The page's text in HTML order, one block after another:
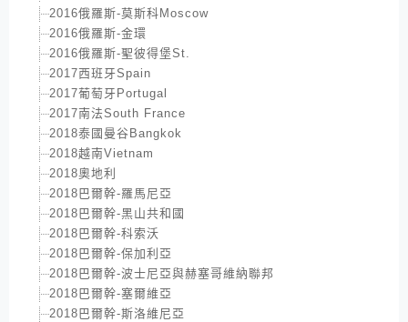
2016俄羅斯-莫斯科Moscow
2016俄羅斯-金環
2016俄羅斯-聖彼得堡St.
2017西班牙Spain
2017葡萄牙Portugal
2017南法South France
2018泰國曼谷Bangkok
2018越南Vietnam
2018奧地利
2018巴爾幹-羅馬尼亞
2018巴爾幹-黑山共和國
2018巴爾幹-科索沃
2018巴爾幹-保加利亞
2018巴爾幹-波士尼亞與赫塞哥維納聯邦
2018巴爾幹-塞爾維亞
2018巴爾幹-斯洛維尼亞